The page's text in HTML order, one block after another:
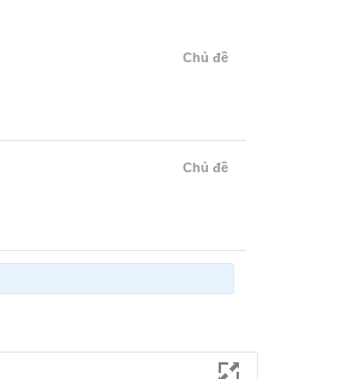
Chủ đề
Chủ đề